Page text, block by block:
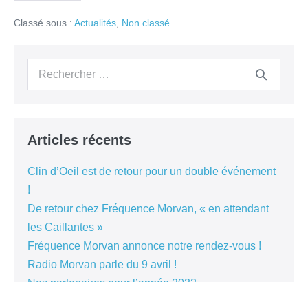
Fréquence
attendant
les
Caillantes »
Classé sous : Actualités Non classé
Recherche
Articles récents
Clin d’Oeil est de retour pour un double événement
!
De retour chez Fréquence Morvan, « en attendant
les Caillantes »
Fréquence Morvan annonce notre rendez-vous !
Radio Morvan parle du 9 avril !